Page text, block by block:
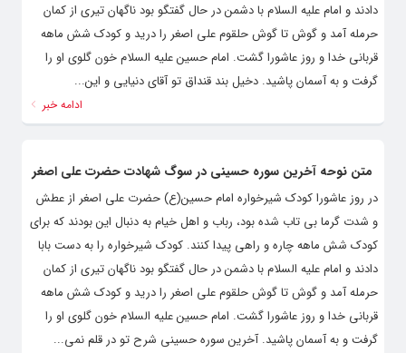
دادند و امام علیه السلام با دشمن در حال گفتگو بود ناگهان تیری از کمان
حرمله آمد و گوش تا گوش حلقوم علی اصغر را درید و کودک شش ماهه
قربانی خدا و روز عاشورا گشت. امام حسین علیه السلام خون گلوی او را
گرفت و به آسمان پاشید. دخیل بند قنداق تو آقای دنیایی و این...
ادامه خبر
متن نوحه آخرین سوره حسینی در سوگ شهادت حضرت علی اصغر
در روز عاشورا کودک شیرخواره امام حسین(ع) حضرت علی اصغر از عطش
و شدت گرما بی تاب شده بود، رباب و اهل خیام به دنبال این بودند که برای
کودک شش ماهه چاره و راهی پیدا کنند. کودک شیرخواره را به دست بابا
دادند و امام علیه السلام با دشمن در حال گفتگو بود ناگهان تیری از کمان
حرمله آمد و گوش تا گوش حلقوم علی اصغر را درید و کودک شش ماهه
قربانی خدا و روز عاشورا گشت. امام حسین علیه السلام خون گلوی او را
گرفت و به آسمان پاشید. آخرین سوره حسینی شرح تو در قلم نمی...